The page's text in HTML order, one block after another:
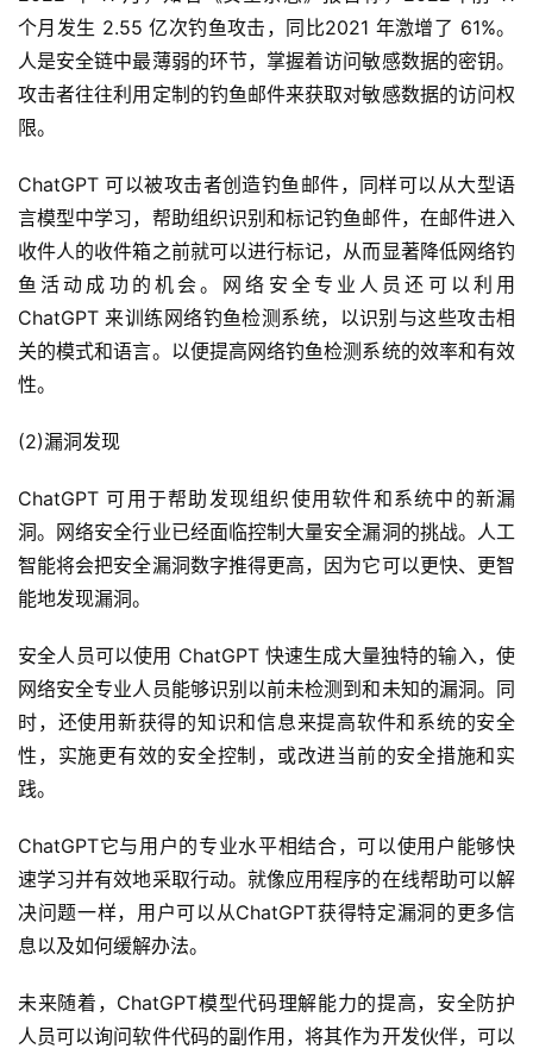
个月发生 2.55 亿次钓鱼攻击，同比2021 年激增了 61%。
人是安全链中最薄弱的环节，掌握着访问敏感数据的密钥。
攻击者往往利用定制的钓鱼邮件来获取对敏感数据的访问权
限。
ChatGPT 可以被攻击者创造钓鱼邮件，同样可以从大型语
言模型中学习，帮助组织识别和标记钓鱼邮件，在邮件进入
收件人的收件箱之前就可以进行标记，从而显著降低网络钓
鱼活动成功的机会。网络安全专业人员还可以利用
ChatGPT 来训练网络钓鱼检测系统，以识别与这些攻击相
关的模式和语言。以便提高网络钓鱼检测系统的效率和有效
性。
(2)漏洞发现
ChatGPT 可用于帮助发现组织使用软件和系统中的新漏
洞。网络安全行业已经面临控制大量安全漏洞的挑战。人工
智能将会把安全漏洞数字推得更高，因为它可以更快、更智
能地发现漏洞。
安全人员可以使用 ChatGPT 快速生成大量独特的输入，使
网络安全专业人员能够识别以前未检测到和未知的漏洞。同
时，还使用新获得的知识和信息来提高软件和系统的安全
性，实施更有效的安全控制，或改进当前的安全措施和实
践。
ChatGPT它与用户的专业水平相结合，可以使用户能够快
速学习并有效地采取行动。就像应用程序的在线帮助可以解
决问题一样，用户可以从ChatGPT获得特定漏洞的更多信
息以及如何缓解办法。
未来随着，ChatGPT模型代码理解能力的提高，安全防护
人员可以询问软件代码的副作用，将其作为开发伙伴，可以